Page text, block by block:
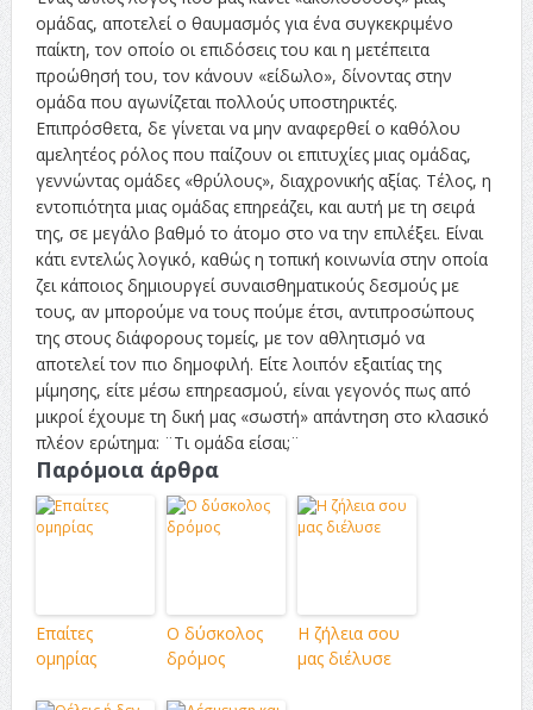
ομάδας, αποτελεί ο θαυμασμός για ένα συγκεκριμένο
παίκτη, τον οποίο οι επιδόσεις του και η μετέπειτα
προώθησή του, τον κάνουν «είδωλο», δίνοντας στην
ομάδα που αγωνίζεται πολλούς υποστηρικτές.
Επιπρόσθετα, δε γίνεται να μην αναφερθεί ο καθόλου
αμελητέος ρόλος που παίζουν οι επιτυχίες μιας ομάδας,
γεννώντας ομάδες «θρύλους», διαχρονικής αξίας. Τέλος, η
εντοπιότητα μιας ομάδας επηρεάζει, και αυτή με τη σειρά
της, σε μεγάλο βαθμό το άτομο στο να την επιλέξει. Είναι
κάτι εντελώς λογικό, καθώς η τοπική κοινωνία στην οποία
ζει κάποιος δημιουργεί συναισθηματικούς δεσμούς με
τους, αν μπορούμε να τους πούμε έτσι, αντιπροσώπους
της στους διάφορους τομείς, με τον αθλητισμό να
αποτελεί τον πιο δημοφιλή. Είτε λοιπόν εξαιτίας της
μίμησης, είτε μέσω επηρεασμού, είναι γεγονός πως από
μικροί έχουμε τη δική μας «σωστή» απάντηση στο κλασικό
πλέον ερώτημα: ¨Τι ομάδα είσαι;¨
Παρόμοια άρθρα
Επαίτες
ομηρίας
Ο δύσκολος
δρόμος
Η ζήλεια σου
μας διέλυσε